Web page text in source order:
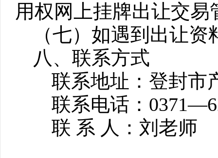
用权网上挂牌出让交易
（七）如遇到出让
八、联系方式
联系地址：登封市
联系电话： 0371—
联 系 人：刘老师